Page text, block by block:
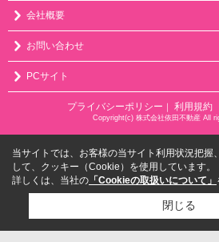
会社概要
お問い合わせ
PCサイト
プライバシーポリシー ｜ 利用規約
Copyright(c) 株式会社依田不動産 All
当サイトでは、お客様の当サイト利用状況把握
して、クッキー（Cookie）を使用しています。
詳しくは、当社の 「Cookieの取扱いについて」
閉じる